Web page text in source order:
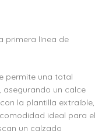
primera línea de
permite una total
asegurando un calce
la plantilla extraíble,
ideal para el
un calzado